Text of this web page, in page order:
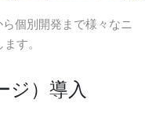
個別開発まで様々なニ
す。
ジ）導入